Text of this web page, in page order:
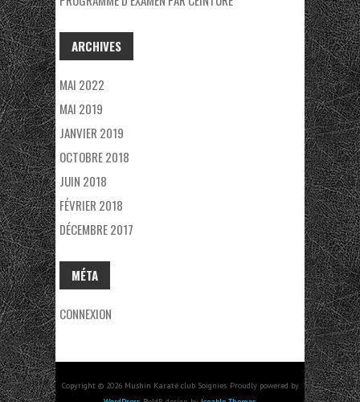
ARCHIVES
MAI 2022
MAI 2019
JANVIER 2019
OCTOBRE 2018
JUIN 2018
FÉVRIER 2018
DÉCEMBRE 2017
MÉTA
CONNEXION
Copyright © 2026 Mushin Karaté club Soignies. Proudly powered by